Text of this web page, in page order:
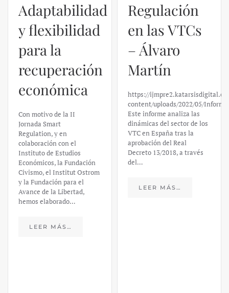
Adaptabilidad
y flexibilidad
para la
recuperación
económica
Con motivo de la II
Jornada Smart
Regulation, y en
colaboración con el
Instituto de Estudios
Económicos, la Fundación
Civismo, el Institut Ostrom
y la Fundación para el
Avance de la Libertad,
hemos elaborado…
LEER MÁS…
Regulación
en las VTCs
– Álvaro
Martín
https://
content/uploads/2022/05/
Este informe analiza las
dinámicas del sector de los
VTC en España tras la
aprobación del Real
Decreto 13/2018, a través
del…
LEER MÁS…